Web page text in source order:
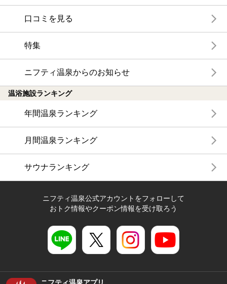
口コミを見る
特集
ニフティ温泉からのお知らせ
温浴施設ランキング
年間温泉ランキング
月間温泉ランキング
サウナランキング
ニフティ温泉公式アカウントをフォローして
おトク情報やクーポン情報を受け取ろう